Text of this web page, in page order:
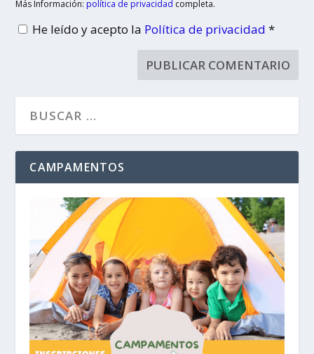
Más Información: política de privacidad completa.
He leído y acepto la Política de privacidad*
CAMPAMENTOS